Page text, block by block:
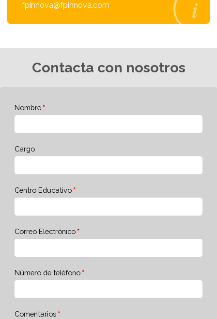
fpinnova@fpinnova.com
Contacta con nosotros
Nombre
Cargo
Centro Educativo
Correo Electrónico
Número de teléfono
Comentarios